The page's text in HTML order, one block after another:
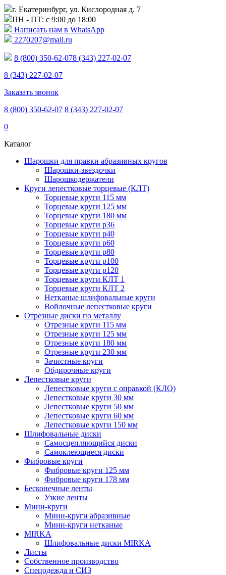
г. Екатеринбург, ул. Кислородная д. 7
ПН - ПТ: с 9:00 до 18:00
Написать нам в WhatsApp
2270207@mail.ru
8 (800) 350-62-078 (343) 227-02-07
8 (343) 227-02-07
Заказать звонок
8 (800) 350-62-07 8 (343) 227-02-07
0
Каталог
Шарошки для правки абразивных кругов
Шарошки-звездочки
Шарошкодержатели
Круги лепестковые торцевые (КЛТ)
Торцевые круги 115 мм
Торцевые круги 125 мм
Торцевые круги 180 мм
Торцевые круги p36
Торцевые круги p40
Торцевые круги p60
Торцевые круги p80
Торцевые круги p100
Торцевые круги p120
Торцевые круги КЛТ 1
Торцевые круги КЛТ 2
Нетканые шлифовальные круги
Войлочные лепестковые круги
Отрезные диски по металлу
Отрезные круги 115 мм
Отрезные круги 125 мм
Отрезные круги 180 мм
Отрезные круги 230 мм
Зачистные круги
Обдирочные круги
Лепестковые круги
Лепестковые круги с оправкой (КЛО)
Лепестковые круги 30 мм
Лепестковые круги 50 мм
Лепестковые круги 60 мм
Лепестковые круги 150 мм
Шлифовальные диски
Самосцепляющийся диски
Самоклеющиеся диски
Фибровые круги
Фибровые круги 125 мм
Фибровые круги 178 мм
Бесконечные ленты
Узкие ленты
Мини-круги
Мини-круги абразивные
Мини-круги нетканые
MIRKA
Шлифовальные диски MIRKA
Листы
Собственное производство
Спецодежда и СИЗ